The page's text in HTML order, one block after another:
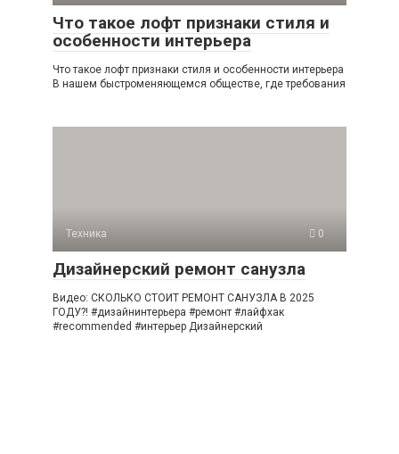
Что такое лофт признаки стиля и
особенности интерьера
Что такое лофт признаки стиля и особенности интерьера
В нашем быстроменяющемся обществе, где требования
Техника 0
Дизайнерский ремонт санузла
Видео: СКОЛЬКО СТОИТ РЕМОНТ САНУЗЛА В 2025
ГОДУ?! #дизайнинтерьера #ремонт #лайфхак
#recommended #интерьер Дизайнерский